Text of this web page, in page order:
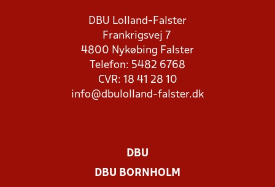
DBU Lolland-Falster
Frankrigsvej 7
4800 Nykøbing Falster
Telefon: 5482 6768
CVR: 18 41 28 10
info@dbulolland-falster.dk
DBU
DBU BORNHOLM